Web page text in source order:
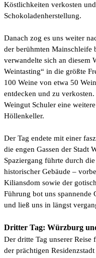
Köstlichkeiten verkosten
Schokoladenherstellung.
Danach zog es uns weiter
der berühmten Mainschleife
verwandelte sich an diesem
Weintasting“ in die größte
100 Weine von etwa 50
entdecken und zu
Weingut Schuler eine
Höllenkeller.
Der Tag endete mit einer
die engen Gassen der Stadt
Spaziergang führte durch
historischer Gebäude –
Kiliansdom sowie der
Führung bot uns spannende
und ließ uns in längst
Dritter Tag: Würzburg
Der dritte Tag unserer
der prächtigen